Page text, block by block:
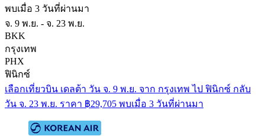
พบเมื่อ 3 วันที่ผ่านมา
จ. 9 พ.ย. - จ. 23 พ.ย.
BKK
กรุงเทพ
PHX
ฟินิกซ์
เลือกเที่ยวบิน เดลต้า วัน จ. 9 พ.ย. จาก กรุงเทพ ไป ฟินิกซ์ กลับ
วัน จ. 23 พ.ย. ราคา ฿29,705 พบเมื่อ 3 วันที่ผ่านมา